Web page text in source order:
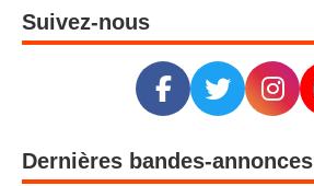
Suivez-nous
Dernières bandes-annonces